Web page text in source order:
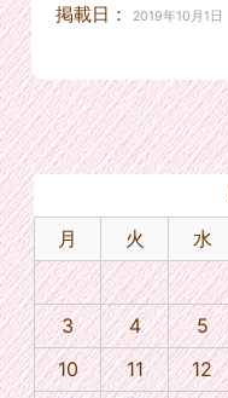
掲載日： 2019年10月1日
月
火 水
3
4 5
10
11 12